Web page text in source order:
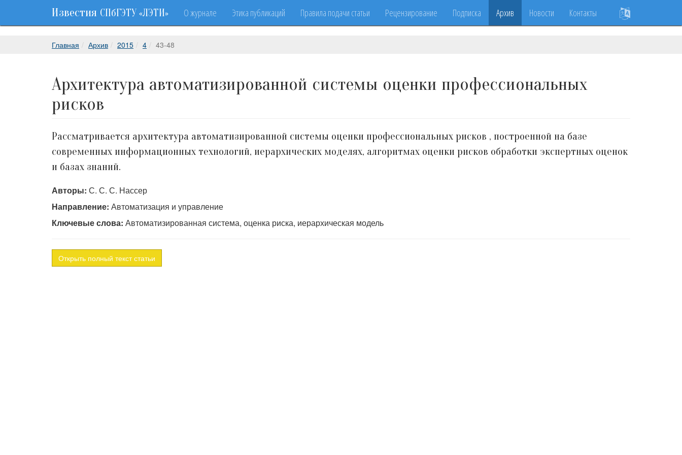
Известия СПбГЭТУ «ЛЭТИ» О журнале Этика публикаций Правила подачи статьи Рецензирование Подписка Архив Новости Контакты
Главная Архив 2015 4 43-48
Архитектура автоматизированной системы оценки профессиональных
рисков
Рассматривается архитектура автоматизированной системы оценки профессиональных рисков , построенной на базе
современных информационных технологий, иерархических моделях, алгоритмах оценки рисков обработки экспертных оценок
и базах знаний.
Авторы: С. С. С. Нассер
Направление: Автоматизация и управление
Ключевые слова: Автоматизированная система, оценка риска, иерархическая модель
Открыть полный текст статьи